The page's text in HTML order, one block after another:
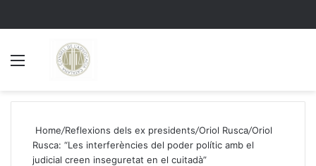
Home/Reflexions dels ex presidents/Oriol Rusca/Oriol
Rusca: “Les interferències del poder polític amb el
judicial creen inseguretat en el cuitadà”